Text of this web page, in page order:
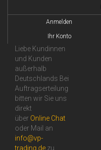
Anmelden
Ihr Konto
Liebe Kundinnen
und Kunden
außerhalb
Deutschlands Bei
Auftragserteilung
bitten wir Sie uns
direkt
über Online Сhat
oder Mail an
info@vp-
trading.de zu